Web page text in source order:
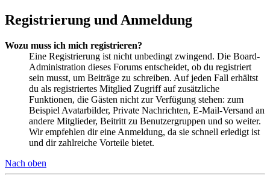
Registrierung und Anmeldung
Wozu muss ich mich registrieren?
Eine Registrierung ist nicht unbedingt zwingend. Die Board-
Administration dieses Forums entscheidet, ob du registriert
sein musst, um Beiträge zu schreiben. Auf jeden Fall erhältst
du als registriertes Mitglied Zugriff auf zusätzliche
Funktionen, die Gästen nicht zur Verfügung stehen: zum
Beispiel Avatarbilder, Private Nachrichten, E-Mail-Versand an
andere Mitglieder, Beitritt zu Benutzergruppen und so weiter.
Wir empfehlen dir eine Anmeldung, da sie schnell erledigt ist
und dir zahlreiche Vorteile bietet.
Nach oben